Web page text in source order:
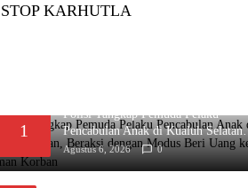
STOP KARHUTLA
1
Polisi Tangkap Pemuda Pelaku
Pencabulan Anak di Kualuh Selatan,
Beraksi dengan Modus Beri Uang ke
Agustus 6, 2026 0